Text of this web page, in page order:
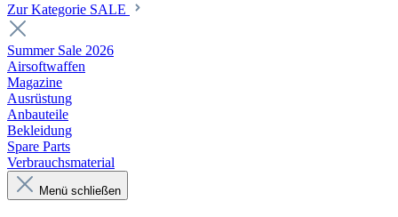
Zur Kategorie SALE
Summer Sale 2026
Airsoftwaffen
Magazine
Ausrüstung
Anbauteile
Bekleidung
Spare Parts
Verbrauchsmaterial
Menü schließen